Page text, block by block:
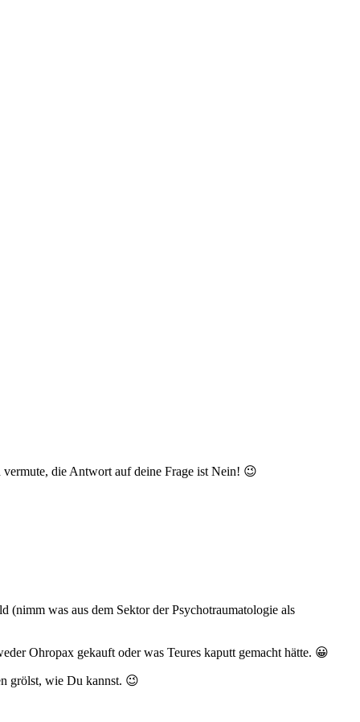
die Antwort auf deine Frage ist Nein! 😉
(nimm was aus dem Sektor der Psychotraumatologie als
Ohropax gekauft oder was Teures kaputt gemacht hätte. 😀
grölst, wie Du kannst. 😉